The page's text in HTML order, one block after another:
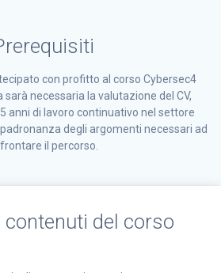
con profitto al corso Cybersec4
sarà necessaria la valutazione del CV,
anni di lavoro continuativo nel settore
degli argomenti necessari ad
il percorso.
contenuti del corso